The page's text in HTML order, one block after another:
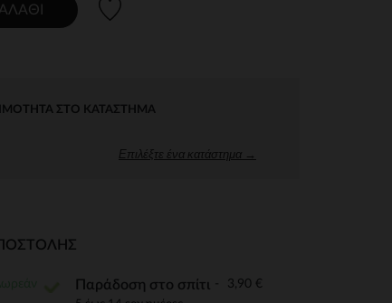
ΣΤΟ ΚΑΤΆΣΤΗΜΑ
Επιλέξτε ένα κατάστημα →
Παράδοση στο σπίτι 3,90 €